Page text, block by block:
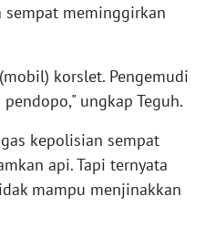
sempat meminggirkan
korslet. Pengemudi
ungkap Teguh.
kepolisian sempat
api. Tapi ternyata
mampu menjinakkan